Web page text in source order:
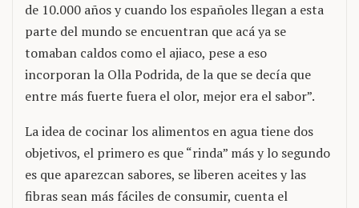
de 10.000 años y cuando los españoles llegan a esta
parte del mundo se encuentran que acá ya se
tomaban caldos como el ajiaco, pese a eso
incorporan la Olla Podrida, de la que se decía que
entre más fuerte fuera el olor, mejor era el sabor”.
La idea de cocinar los alimentos en agua tiene dos
objetivos, el primero es que “rinda” más y lo segundo
es que aparezcan sabores, se liberen aceites y las
fibras sean más fáciles de consumir, cuenta el